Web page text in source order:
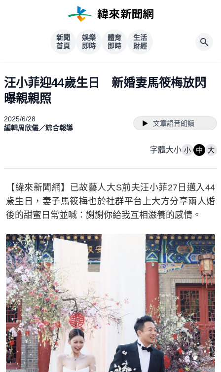
新聞
首頁
娛樂
即時
體育
即時
生活
財經
汪小菲迎44歲生日 新婚妻馬筱梅放閃
曝親親照
2025/6/28
編輯周欣儀／綜合報導
文章語音朗讀
字體大小 小 中 大
【緯來新聞網】已故藝人大S前夫汪小菲27日邁入44
歲生日，妻子馬筱梅也於社群平台上大方分享兩人婚
後的甜蜜日常並喊：謝謝你給我互相滋養的感情。